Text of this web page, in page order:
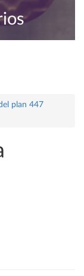
plan 447